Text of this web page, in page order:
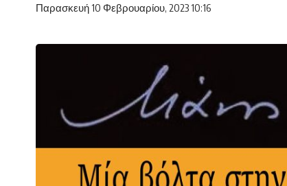
Παρασκευή 10 Φεβρουαρίου, 2023 10:16